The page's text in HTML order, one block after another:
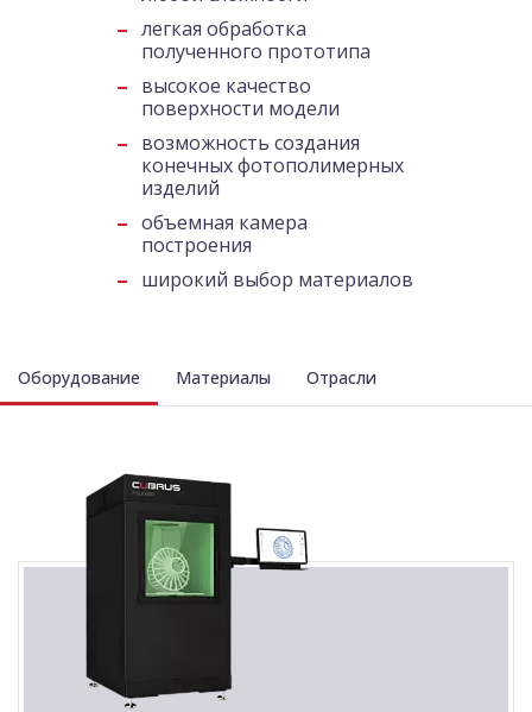
легкая обработка
полученного прототипа
высокое качество
поверхности модели
возможность создания
конечных фотополимерных
изделий
объемная камера
построения
широкий выбор материалов
Оборудование Материалы Отрасли